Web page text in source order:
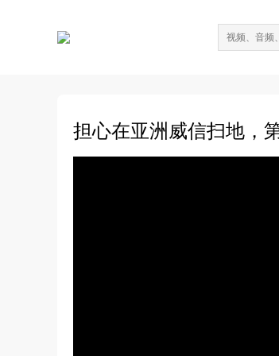
担心在亚洲威信扫地，